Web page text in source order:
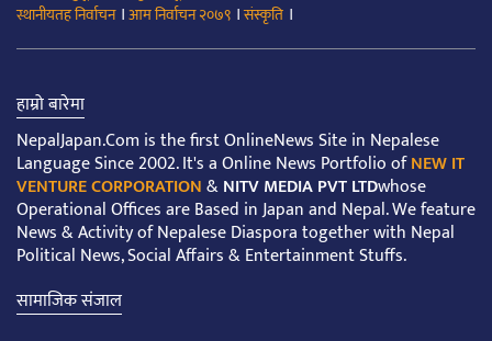
स्थानीयतह निर्वाचन।आम निर्वाचन २०७९ ।संस्कृति ।
हाम्रो बारेमा
NepalJapan.Com is the first OnlineNews Site in Nepalese
Language Since 2002. It's a Online News Portfolio ofNEW IT
VENTURE CORPORATION&NITV MEDIA PVT LTDwhose
Operational Offices are Based in Japan and Nepal. We feature
News & Activity of Nepalese Diaspora together with Nepal
Political News, Social Affairs & Entertainment Stuffs.
सामाजिक संजाल